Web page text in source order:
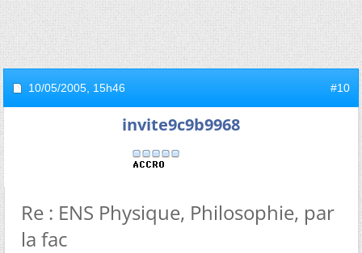
10/05/2005, 15h46 #10
invite9c9b9968
Re : ENS Physique, Philosophie, par
la fac